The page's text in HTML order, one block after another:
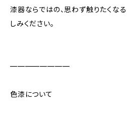
漆器ならではの、思わず触りたくな
しみください。
————————
色漆について